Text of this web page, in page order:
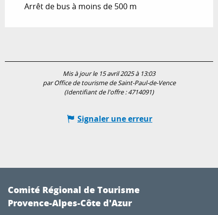
Arrêt de bus à moins de 500 m
Mis à jour le 15 avril 2025 à 13:03
par Office de tourisme de Saint-Paul-de-Vence
(Identifiant de l'offre :4714091)
Signaler une erreur
Comité Régional de Tourisme
Provence-Alpes-Côte d'Azur